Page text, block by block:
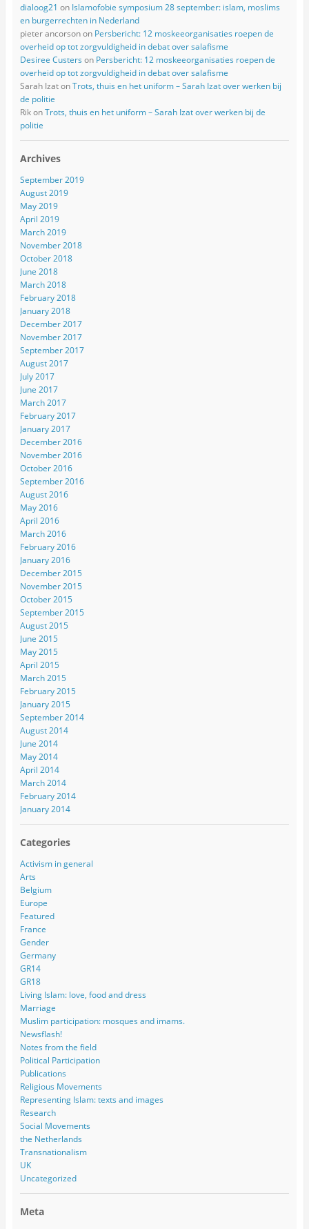
dialoog21 on Islamofobie symposium 28 september: islam, moslims
en burgerrechten in Nederland
pieter ancorsonon Persbericht: 12 moskeeorganisaties roepen de
overheid op tot zorgvuldigheid in debat over salafisme
Desiree Custers on Persbericht: 12 moskeeorganisaties roepen de
overheid op tot zorgvuldigheid in debat over salafisme
Sarah IzatonTrots, thuis en het uniform – Sarah Izat over werken bij
de politie
RikonTrots, thuis en het uniform – Sarah Izat over werken bij de
politie
Archives
September 2019
August 2019
May 2019
April 2019
March 2019
November 2018
October 2018
June 2018
March 2018
February 2018
January 2018
December 2017
November 2017
September 2017
August 2017
July 2017
June 2017
March 2017
February 2017
January 2017
December 2016
November 2016
October 2016
September 2016
August 2016
May 2016
April 2016
March 2016
February 2016
January 2016
December 2015
November 2015
October 2015
September 2015
August 2015
June 2015
May 2015
April 2015
March 2015
February 2015
January 2015
September 2014
August 2014
June 2014
May 2014
April 2014
March 2014
February 2014
January 2014
Categories
Activism in general
Arts
Belgium
Europe
Featured
France
Gender
Germany
GR14
GR18
Living Islam: love, food and dress
Marriage
Muslim participation: mosques and imams.
Newsflash!
Notes from the field
Political Participation
Publications
Religious Movements
Representing Islam: texts and images
Research
Social Movements
the Netherlands
Transnationalism
UK
Uncategorized
Meta